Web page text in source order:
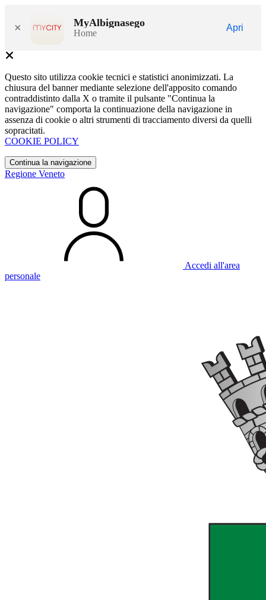
× MyAlbignasego
Home
Apri
Questo sito utilizza cookie tecnici e statistici anonimizzati. La
chiusura del banner mediante selezione dell'apposito comando
contraddistinto dalla X o tramite il pulsante "Continua la
navigazione" comporta la continuazione della navigazione in
assenza di cookie o altri strumenti di tracciamento diversi da quelli
sopracitati.
COOKIE POLICY
Continua la navigazione
Regione Veneto
Accedi all'area
personale